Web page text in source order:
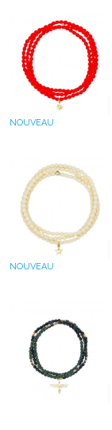
NOUVEAU
NOUVEAU